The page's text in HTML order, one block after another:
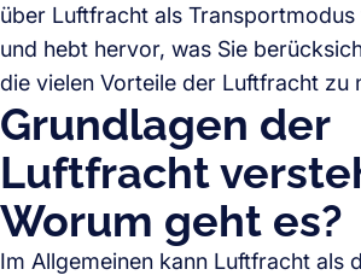
über Luftfracht als Transportmodus
und hebt hervor, was Sie
die vielen Vorteile der Luftfracht zu
Grundlagen der
Luftfracht
Worum geht es?
Im Allgemeinen kann Luftfracht als